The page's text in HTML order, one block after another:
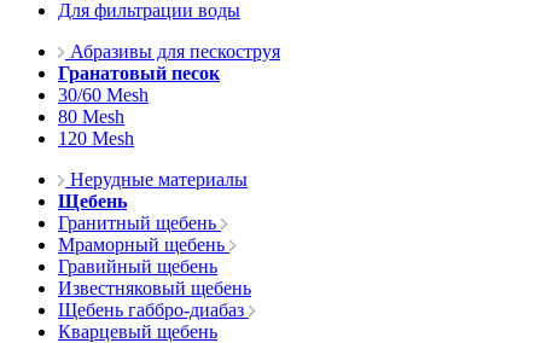
Для фильтрации воды
Абразивы для пескоструя
Гранатовый песок
30/60 Mesh
80 Mesh
120 Mesh
Нерудные материалы
Щебень
Гранитный щебень
Мраморный щебень
Гравийный щебень
Известняковый щебень
Щебень габбро-диабаз
Кварцевый щебень